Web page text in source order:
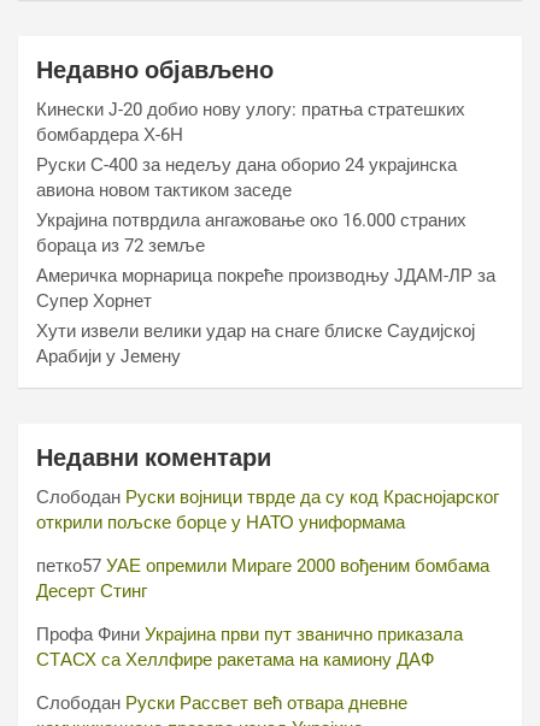
Недавно објављено
Кинески Ј-20 добио нову улогу: пратња стратешких
бомбардера Х-6Н
Руски С-400 за недељу дана оборио 24 украјинска
авиона новом тактиком заседе
Украјина потврдила ангажовање око 16.000 страних
бораца из 72 земље
Америчка морнарица покреће производњу ЈДАМ-ЛР за
Супер Хорнет
Хути извели велики удар на снаге блиске Саудијској
Арабији у Јемену
Недавни коментари
Слободан Руски војници тврде да су код Краснојарског
открили пољске борце у НАТО униформама
петко57 УАЕ опремили Мираге 2000 вођеним бомбама
Десерт Стинг
Профа Фини Украјина први пут званично приказала
СТАСХ са Хеллфире ракетама на камиону ДАФ
Слободан Руски Рассвет већ отвара дневне